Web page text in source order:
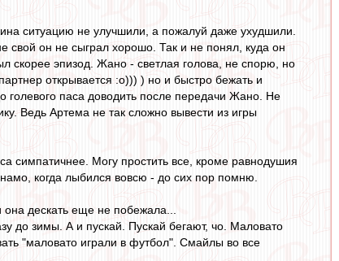
ситуацию не улучшили, а пожалуй даже ухудшили.
свой он не сыграл хорошо. Так и не понял, куда он
скорее эпизод. Жано - светлая голова, не спорю, но
открывается :о))) ) но и быстро бежать и
паса доводить после передачи Жано. Не
Ведь Артема не так сложно вывести из игры
симпатичнее. Могу простить все, кроме равнодушия
когда лыбился вовсю - до сих пор помню.
она дескать еще не побежала...
до зимы. А и пускай. Пускай бегают, чо. Маловато
"маловато играли в футбол". Смайлы во все